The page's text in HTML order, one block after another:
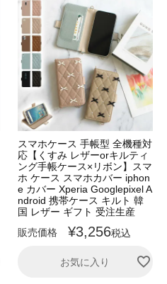
スマホケース 手帳型 全機種対
応【くすみ レザーorキルティ
ング手帳ケース×リボン】スマ
ホ ケース スマホカバー iphon
e カバー Xperia Googlepixel A
ndroid 携帯ケース キルト 韓
国 レザー ギフト 受注生産
販売価格
¥3,256税込
お気に入り